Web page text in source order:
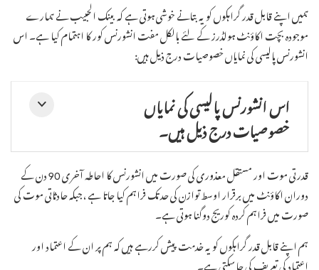
ہمیں اپنے قابل قدر گراہکوں کو یہ بتانے خوشی ہوتی ہے کہ بینک الحبیب نے ہمارے
موجودہ بچت اکاؤنٹ ہولڈرز کے لئے بالکل مفت انشورنس کور کا اہتمام کیا ہے۔ اس
انشورنس پالیسی کی نمایاں خصوصیات درج ذیل ہیں:
اس انشورنس پالیسی کی نمایاں
خصوصیات درج ذیل ہیں۔
قدرتی موت اور مستقل معذوری کی صورت میں انشورنس کا احاطہ آخری 90 دن کے
دوران اکاؤنٹ میں برقرار اوسط توازن کی حد تک فراہم کیا جاتا ہے ، جبکہ حادثاتی موت کی
صورت میں فراہم کردہ کوریج دوگنا ہوتی ہے۔
ہم اپنے قابل قدر گراہکوں کو یہ خدمت پیش کررہے ہیں کہ ہم پر ان کے اعتماد اور
اعتماد کی تعریف کی جاسکتی ہے۔